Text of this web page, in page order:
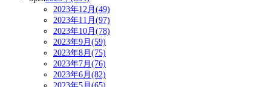
2023年12月(49)
2023年11月(97)
2023年10月(78)
2023年9月(59)
2023年8月(75)
2023年7月(76)
2023年6月(82)